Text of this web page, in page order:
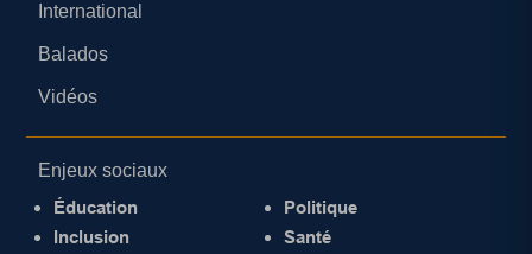
International
Balados
Vidéos
Enjeux sociaux
Éducation
Inclusion
Politique
Santé